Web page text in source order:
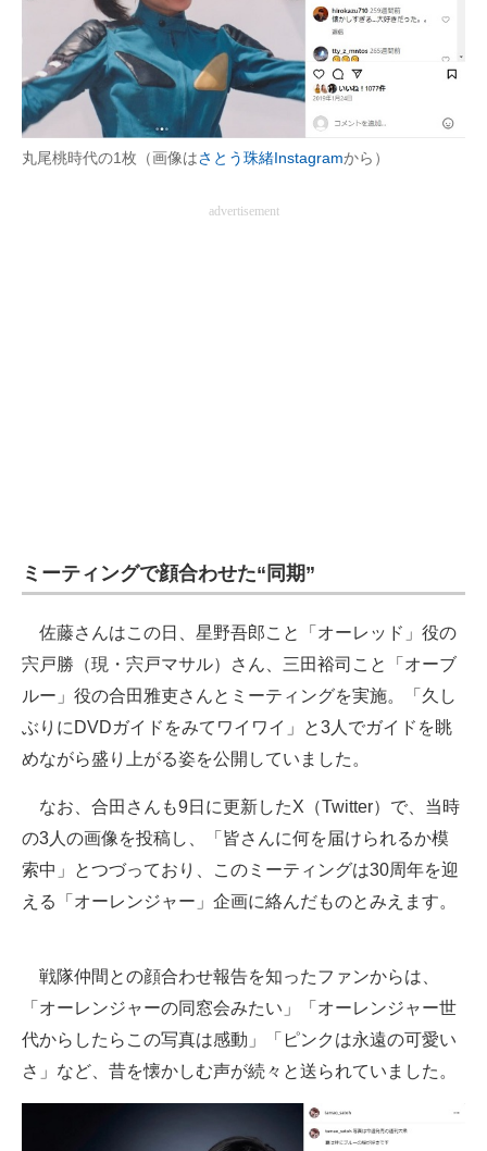
丸尾桃時代の1枚（画像はさとう珠緒Instagramから）
advertisement
ミーティングで顔合わせた“同期”
佐藤さんはこの日、星野吾郎こと「オーレッド」役の
宍戸勝（現・宍戸マサル）さん、三田裕司こと「オーブ
ルー」役の合田雅吏さんとミーティングを実施。「久し
ぶりにDVDガイドをみてワイワイ」と3人でガイドを眺
めながら盛り上がる姿を公開していました。
なお、合田さんも9日に更新したX（Twitter）で、当時
の3人の画像を投稿し、「皆さんに何を届けられるか模
索中」とつづっており、このミーティングは30周年を迎
える「オーレンジャー」企画に絡んだものとみえます。
戦隊仲間との顔合わせ報告を知ったファンからは、
「オーレンジャーの同窓会みたい」「オーレンジャー世
代からしたらこの写真は感動」「ピンクは永遠の可愛い
さ」など、昔を懐かしむ声が続々と送られていました。